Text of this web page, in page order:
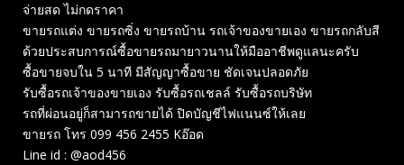
จ่ายสด ไม่กดราคา
ขายรถแต่ง ขายรถซิ่ง ขายรถบ้าน รถเจ้าของขายเอง ขายรถกลับสี
ด้วยประสบการณ์ซื้อขายรถมายาวนานให้มืออาชีพดูแลนะครับ
ซื้อขายจบใน 5 นาที มีสัญญาซื้อขาย ชัดเจนปลอดภัย
รับซื้อรถเจ้าของขายเอง รับซื้อรถเชลล์ รับซื้อรถบริษัท
รถที่ผ่อนอยู่ก็สามารถขายได้ ปิดบัญชีไฟแนนซ์ให้เลย
ขายรถ โทร 099 456 2455 Kอ๊อด
Line id : @aod456